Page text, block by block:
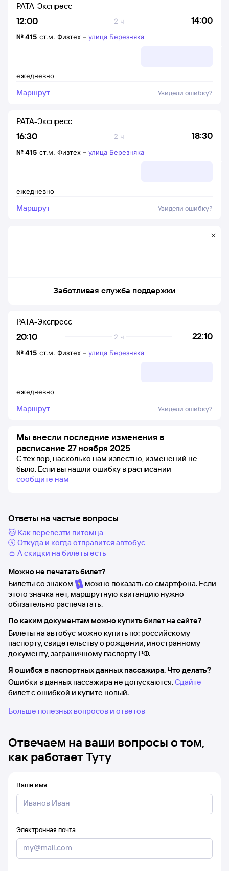
12:00 14:00
2 ч
РАТА-Экспресс
ежедневно
№415 ст.м. Физтех – улица Березняка
Маршрут Увидели ошибку?
16:30 18:30
2 ч
РАТА-Экспресс
ежедневно
№415 ст.м. Физтех – улица Березняка
Маршрут Увидели ошибку?
Заботливая служба поддержки
20:10 22:10
2 ч
РАТА-Экспресс
ежедневно
№415 ст.м. Физтех – улица Березняка
Маршрут Увидели ошибку?
Мы внесли последние изменения в
расписание 27 ноября 2025
С тех пор, насколько нам известно, изменений не
было. Если вы нашли ошибку в расписании -
сообщите нам
Ответы на частые вопросы
🐱 Как перевезти питомца
🕔 Откуда и когда отправится автобус
👛 А скидки на билеты есть
Можно не печатать билет?
Билеты со знаком
можно показать со смартфона. Если
этого значка нет, маршрутную квитанцию нужно
обязательно распечатать.
По каким документам можно купить билет на сайте?
Билеты на автобус можно купить по: российскому
паспорту, свидетельству о рождении, иностранному
документу, заграничному паспорту РФ.
Я ошибся в паспортных данных пассажира. Что делать?
Ошибки в данных пассажира не допускаются.Сдайте
билет с ошибкой и купите новый.
Больше полезных вопросов и ответов
Отвечаем на ваши вопросы о том,
как работает Туту
Ваше имя
Электронная почта